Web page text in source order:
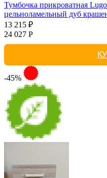
Тумбочка прикроватная
цельноламельный дуб
13 215 ₽
24 027 Р
-45%